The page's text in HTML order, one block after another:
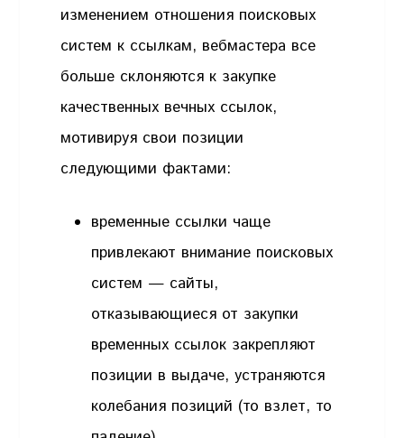
изменением отношения поисковых
систем к ссылкам, вебмастера все
больше склоняются к закупке
качественных вечных ссылок,
мотивируя свои позиции
следующими фактами:
временные ссылки чаще
привлекают внимание поисковых
систем — сайты,
отказывающиеся от закупки
временных ссылок закрепляют
позиции в выдаче, устраняются
колебания позиций (то взлет, то